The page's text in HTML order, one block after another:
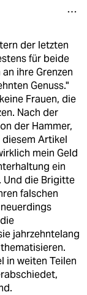
der letzten
für beide
ihre Grenzen
Genuss."
Frauen, die
Nach der
der Hammer,
Artikel
mein Geld
ein
Und die Brigitte
falschen
jahrzehntelang
in weiten Teilen